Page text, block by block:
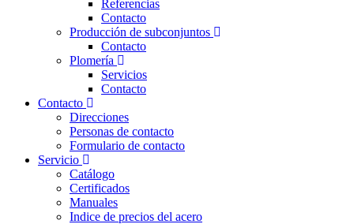
Referencias
Contacto
Producción de subconjuntos
Contacto
Plomería
Servicios
Contacto
Contacto
Direcciones
Personas de contacto
Formulario de contacto
Servicio
Catálogo
Certificados
Manuales
Indice de precios del acero